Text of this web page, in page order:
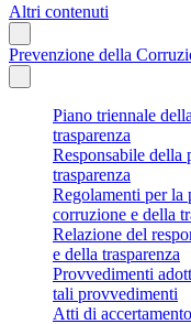
Altri contenuti
Prevenzione della
Piano triennale
trasparenza
Responsabile della
trasparenza
Regolamenti per la
corruzione e della
Relazione del
e della trasparenza
Provvedimenti
tali provvedimenti
Atti di